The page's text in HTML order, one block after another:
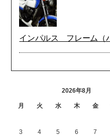
インパルス フレーム（
2026年8月
月 火 水 木 金
3
4 5 6 7